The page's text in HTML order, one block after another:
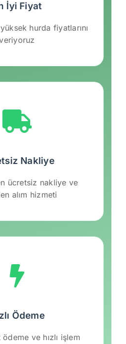
İyi Fiyat
hurda fiyatlarını
Nakliye
ücretsiz nakliye ve
alım hizmeti
Ödeme
ve hızlı işlem